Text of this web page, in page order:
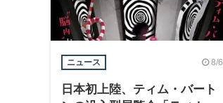
ニュース 8/6
日本初上陸、ティム・バート